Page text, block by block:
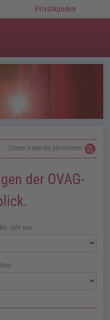
Privatkunden
Diesen Kalender abonnieren:
der OVAG-
Jahr aus: